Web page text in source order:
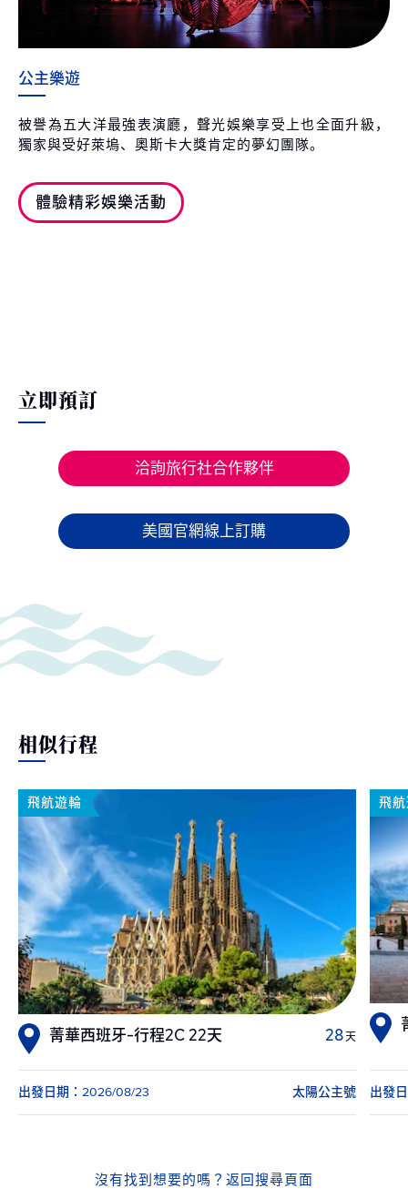
公主樂遊
被譽為五大洋最強表演廳，聲光娛樂享受上也全面升級，
獨家與受好萊塢、奧斯卡大獎肯定的夢幻團隊。
體驗精彩娛樂活動
立即預訂
洽詢旅行社合作夥伴
美國官網線上訂購
相似行程
飛航遊輪
菁華西班牙-行程2C 22天 28天
出發日期：2026/08/23 太陽公主號
飛
出發
沒有找到想要的嗎？ 返回搜尋頁面